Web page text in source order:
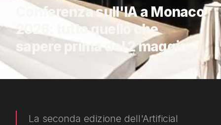
Conferenza sull'IA a Monaco
2026: tutto quello che
sapere prima del 2 maggio
La seconda edizione dell'Artificial